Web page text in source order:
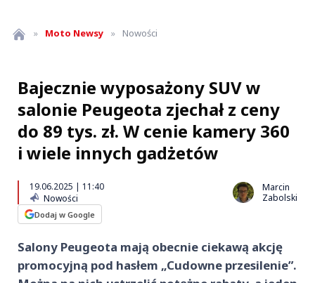
» Moto Newsy » Nowości
Bajecznie wyposażony SUV w
salonie Peugeota zjechał z ceny
do 89 tys. zł. W cenie kamery 360
i wiele innych gadżetów
19.06.2025 | 11:40
Nowości
Dodaj w Google
Marcin
Zabolski
Salony Peugeota mają obecnie ciekawą akcję
promocyjną pod hasłem „Cudowne przesilenie”.